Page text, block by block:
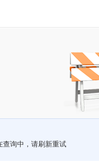
查询中，请刷新重试